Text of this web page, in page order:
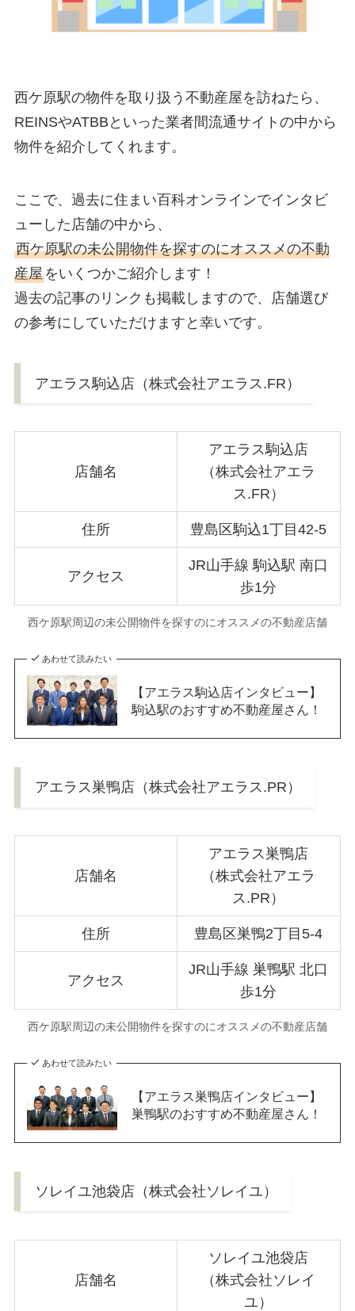
西ケ原駅の物件を取り扱う不動産屋を訪ねたら、
REINSやATBBといった業者間流通サイトの中から
物件を紹介してくれます。
ここで、過去に住まい百科オンラインでインタビ
ューした店舗の中から、
西ケ原駅の未公開物件を探すのにオススメの不動
産屋をいくつかご紹介します！
過去の記事のリンクも掲載しますので、店舗選び
の参考にしていただけますと幸いです。
アエラス駒込店（株式会社アエラス.FR）
店舗名
アエラス駒込店
（株式会社アエラ
ス.FR）
住所 豊島区駒込1丁目42-5
アクセス
JR山手線 駒込駅 南口
歩1分
西ケ原駅周辺の未公開物件を探すのにオススメの不動産店舗
あわせて読みたい
【アエラス駒込店インタビュー】
駒込駅のおすすめ不動産屋さん！
アエラス巣鴨店（株式会社アエラス.PR）
店舗名
アエラス巣鴨店
（株式会社アエラ
ス.PR）
住所 豊島区巣鴨2丁目5-4
アクセス
JR山手線 巣鴨駅 北口
歩1分
西ケ原駅周辺の未公開物件を探すのにオススメの不動産店舗
あわせて読みたい
【アエラス巣鴨店インタビュー】
巣鴨駅のおすすめ不動産屋さん！
ソレイユ池袋店（株式会社ソレイユ）
店舗名
ソレイユ池袋店
（株式会社ソレイ
ユ）